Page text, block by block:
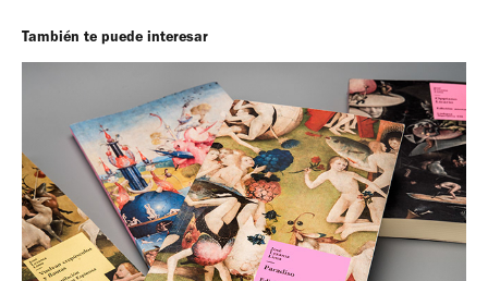
También te puede interesar